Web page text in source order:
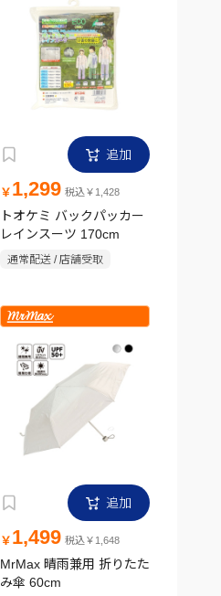
追加
￥ 1,299 税込￥1,428
トオケミ バックパッカー
レインスーツ 170cm
通常配送 / 店舗受取
追加
￥ 1,499 税込￥1,648
MrMax 晴雨兼用 折りたた
み傘 60cm